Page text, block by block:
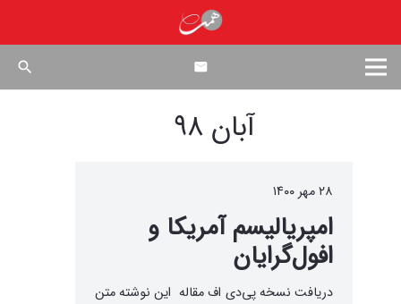
search
آبان ۹۸
۲۸ مهر ۱۴۰۰
امپریالیسم آمریکا و
افول‌گرایان
دریافت نسخه پی‌دی اف مقاله این نوشته متن